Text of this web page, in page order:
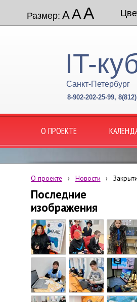
Размер: ААА
IT-
Санкт-Петербург
8-902-202-25-99,
О ПРОЕКТЕ
О проекте › Новости ›
Последние
изображения